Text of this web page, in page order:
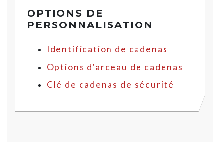
OPTIONS DE
PERSONNALISATION
Identification de cadenas
Options d'arceau de cadenas
Clé de cadenas de sécurité